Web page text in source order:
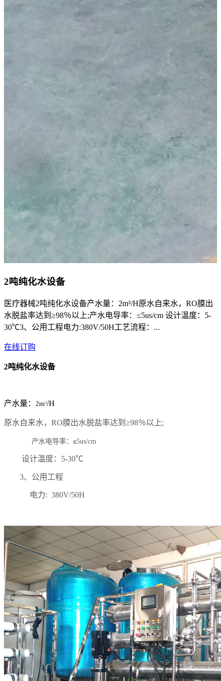
2吨纯化水设备
医疗器械2吨纯化水设备产水量：2m³/H原水自来水，RO膜出
水脱盐率达到≥98％以上;产水电导率：≤5us/cm 设计温度：5-
30℃3、公用工程电力:380V/50H工艺流程：...
在线订购
2吨纯化水设备
产水量： 2m³/H
原水自来水， RO膜出水脱盐率达到≥98％以上;
产水电导率： ≤5us/cm
设计温度： 5-30℃
3、公用工程
电力: 380V/50H